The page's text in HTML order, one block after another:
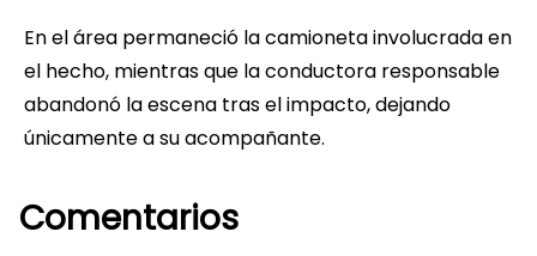
En el área permaneció la camioneta involucrada en
el hecho, mientras que la conductora responsable
abandonó la escena tras el impacto, dejando
únicamente a su acompañante.
Comentarios